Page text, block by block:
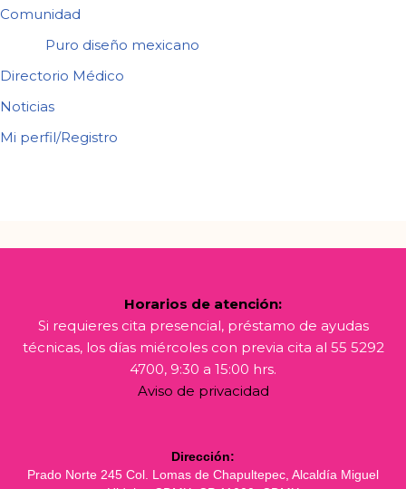
Comunidad
Puro diseño mexicano
Directorio Médico
Noticias
Mi perfil/Registro
Horarios de atención:
Si requieres cita presencial, préstamo de ayudas
técnicas, los días miércoles con previa cita al 55 5292
4700, 9:30 a 15:00 hrs.
Aviso de privacidad
Dirección:
Prado Norte 245 Col. Lomas de Chapultepec, Alcaldía Miguel